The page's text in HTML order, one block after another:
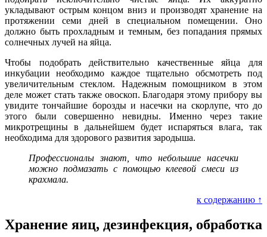
укладывают острым концом вниз и производят хранение на
протяжении семи дней в специальном помещении. Оно
должно быть прохладным и темным, без попадания прямых
солнечных лучей на яйца.
Чтобы подобрать действительно качественные яйца для
инкубации необходимо каждое тщательно обсмотреть под
увеличительным стеклом. Надежным помощником в этом
деле может стать также овоскоп. Благодаря этому прибору вы
увидите тончайшие борозды и насечки на скорлупе, что до
этого были совершенно невидны. Именно через такие
микротрещины в дальнейшем будет испаряться влага, так
необходима для здорового развития зародыша.
Профессионалы знают, что небольшие насечки
можно подмазать с помощью клеевой смеси из
крахмала.
к содержанию ↑
Хранение яиц, дезинфекция, обработка